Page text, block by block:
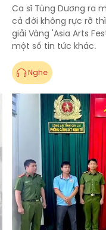
Ca sĩ Tùng Dương ra
cả đời không rực rỡ
giải Vàng 'Asia Arts
một số tin tức khác.
Nghe